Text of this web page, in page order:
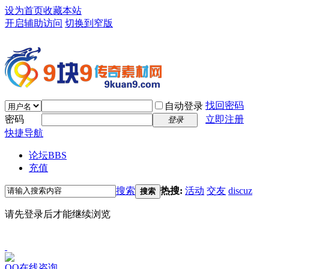
设为首页收藏本站
开启辅助访问 切换到窄版
自动登录 找回密码
密码
登录
立即注册
快捷导航
论坛BBS
充值
搜索 搜索 热搜: 活动 交友 discuz
请先登录后才能继续浏览